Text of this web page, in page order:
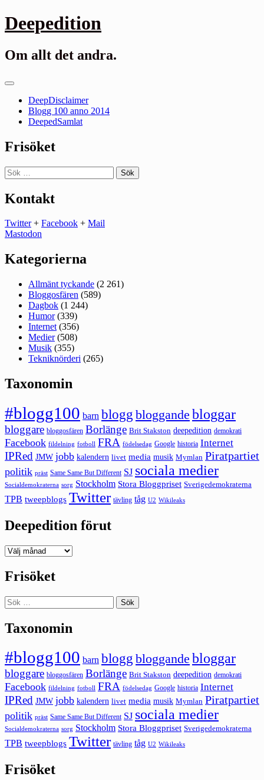
Gå
till
Deepedition
Om allt det andra.
Primär
DeepDisclaimer
Blogg 100 anno 2014
DeepedSamlat
Frisöket
Sök
efter:
Kontakt
Twitter+ Facebook + Mail
Mastodon
Kategorierna
Allmänt tyckande (2 261)
Bloggosfären (589)
Dagbok (1 244)
Humor(339)
Internet (356)
Medier(508)
Musik (355)
Tekniknörderi (265)
Taxonomin
#blogg100 barn blogg bloggande bloggar
bloggare bloggosfären Borlänge Brit Stakston deepedition demokrati
Facebook fildelning fotboll FRA födelsedag Google historia Internet
IPRed JMW jobb kalendern livet media musik Mymlan Piratpartiet
politik präst Same Same But Different SJ sociala medier
Socialdemokraterna sorg Stockholm Stora Bloggpriset Sverigedemokraterna
TPB tweepblogs Twitter tävling tåg U2 Wikileaks
Deepedition förut
Deepedition
Frisöket
Sök
efter:
Taxonomin
#blogg100 barn blogg bloggande bloggar
bloggare bloggosfären Borlänge Brit Stakston deepedition demokrati
Facebook fildelning fotboll FRA födelsedag Google historia Internet
IPRed JMW jobb kalendern livet media musik Mymlan Piratpartiet
politik präst Same Same But Different SJ sociala medier
Socialdemokraterna sorg Stockholm Stora Bloggpriset Sverigedemokraterna
TPB tweepblogs Twitter tävling tåg U2 Wikileaks
Frisöket